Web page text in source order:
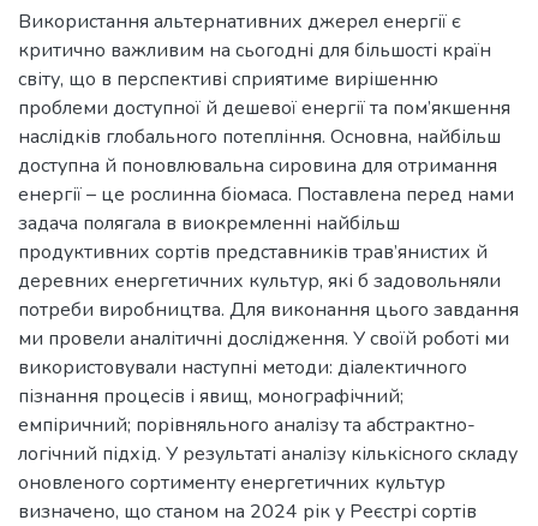
Використання альтернативних джерел енергії є
критично важливим на сьогодні для більшості країн
світу, що в перспективі сприятиме вирішенню
проблеми доступної й дешевої енергії та пом’якшення
наслідків глобального потепління. Основна, найбільш
доступна й поновлювальна сировина для отримання
енергії – це рослинна біомаса. Поставлена перед нами
задача полягала в виокремленні найбільш
продуктивних сортів представників трав’янистих й
деревних енергетичних культур, які б задовольняли
потреби виробництва. Для виконання цього завдання
ми провели аналітичні дослідження. У своїй роботі ми
використовували наступні методи: діалектичного
пізнання процесів і явищ, монографічний;
емпіричний; порівняльного аналізу та абстрактно-
логічний підхід. У результаті аналізу кількісного складу
оновленого сортименту енергетичних культур
визначено, що станом на 2024 рік у Реєстрі сортів